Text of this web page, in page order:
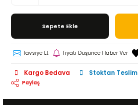
Sepete Ekle
Tavsiye Et Fiyatı Düşünce Haber Ver
Kargo Bedava Stoktan Teslim
Paylaş